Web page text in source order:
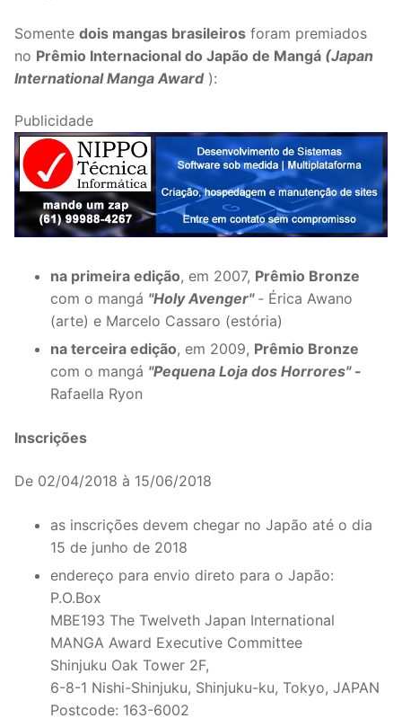
Somente dois mangas brasileiros foram premiados
no Prêmio Internacional do Japão de Mangá (Japan
International Manga Award):
Publicidade
na primeira edição, em 2007, Prêmio Bronze
com o mangá "Holy Avenger" - Érica Awano
(arte) e Marcelo Cassaro (estória)
na terceira edição, em 2009, Prêmio Bronze
com o mangá "Pequena Loja dos Horrores" -
Rafaella Ryon
Inscrições
De 02/04/2018 à 15/06/2018
as inscrições devem chegar no Japão até o dia
15 de junho de 2018
endereço para envio direto para o Japão:
P.O.Box
MBE193 The Twelveth Japan International
MANGA Award Executive Committee
Shinjuku Oak Tower 2F,
6-8-1 Nishi-Shinjuku, Shinjuku-ku, Tokyo, JAPAN
Postcode: 163-6002